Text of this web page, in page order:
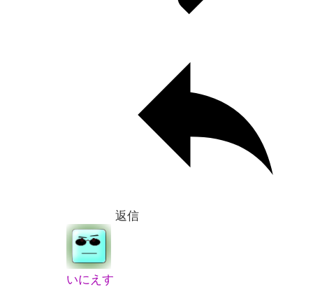
返信
いにえす